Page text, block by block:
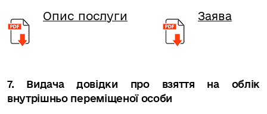
Опис послуги Заява
7. Видача довідки про взяття на облік
внутрішньо переміщеної особи